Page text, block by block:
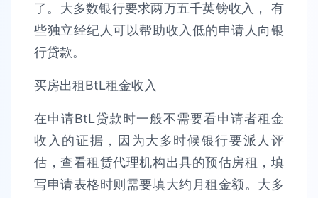
了。大多数银行要求两万五千英镑收入， 有
些独立经纪人可以帮助收入低的申请人向银
行贷款。
买房出租BtL租金收入
在申请BtL贷款时一般不需要看申请者租金
收入的证据，因为大多时候银行要派人评
估，查看租赁代理机构出具的预估房租，填
写申请表格时则需要填大约月租金额。大多